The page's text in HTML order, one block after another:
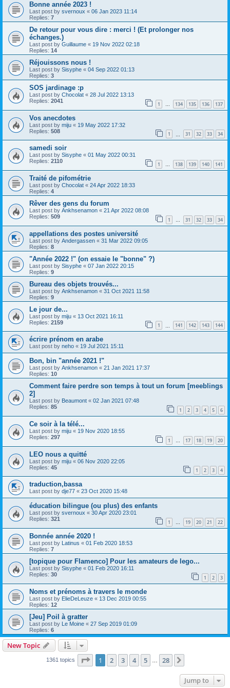
Bonne année 2023 !
Last post by svernoux « 06 Jan 2023 11:14
Replies: 7
De retour pour vous dire : merci ! (Et prolonger nos
échanges.)
Last post by Guillaume « 19 Nov 2022 02:18
Replies: 14
Réjouissons nous !
Last post by Sisyphe « 04 Sep 2022 01:13
Replies: 3
SOS jardinage :p
Last post by Chocolat « 28 Jul 2022 13:13
Replies: 2041 1 … 134 135 136 137
Vos anecdotes
Last post by miju « 19 May 2022 17:32
Replies: 508 1 31 32 33 34
samedi soir
Last post by Sisyphe « 01 May 2022 00:31
Replies: 2110 1 … 138 139 140 141
Traité de pifométrie
Last post by Chocolat « 24 Apr 2022 18:33
Replies: 4
Rêver des gens du forum
Last post by Ankhsenamon « 21 Apr 2022 08:08
Replies: 509 1 … 31 32 33 34
appellations des postes université
Last post by Andergassen « 31 Mar 2022 09:05
Replies: 8
"Année 2022 !" (on essaie le "bonne" ?)
Last post by Sisyphe « 07 Jan 2022 20:15
Replies: 9
Bureau des objets trouvés...
Last post by Ankhsenamon « 31 Oct 2021 11:58
Replies: 9
Le jour de...
Last post by miju « 13 Oct 2021 16:11
Replies: 2159 1 141 142 143 144
écrire prénom en arabe
Last post by neho « 19 Jul 2021 15:11
Bon, bin "année 2021 !"
Last post by Ankhsenamon « 21 Jan 2021 17:37
Replies: 10
Comment faire perdre son temps à tout un forum [meeblings
2]
Last post by Beaumont « 02 Jan 2021 07:48
Replies: 85 1 2 3 4 5 6
Ce soir à la télé...
Last post by miju « 19 Nov 2020 18:55
Replies: 297 1 … 17 18 19 20
LEO nous a quitté
Last post by miju « 06 Nov 2020 22:05
Replies: 45 1 2 3 4
traduction,bassa
Last post by dje77 « 23 Oct 2020 15:48
éducation bilingue (ou plus) des enfants
Last post by svernoux « 30 Apr 2020 23:01
Replies: 321 1 … 19 20 21 22
Bonnée année 2020 !
Last post by Latinus « 01 Feb 2020 18:53
Replies: 7
[topique pour Flamenco] Pour les amateurs de lego...
Last post by Sisyphe « 01 Feb 2020 16:11
Replies: 30 1 2 3
Noms et prénoms à travers le monde
Last post by ElieDeLeuze « 13 Dec 2019 00:55
Replies: 12
[Jeu] Poil à gratter
Last post by Le Moine « 27 Sep 2019 01:09
Replies: 6
New Topic
1361 topics Page 1of 28
1 2 3 4 5 28
Jump to